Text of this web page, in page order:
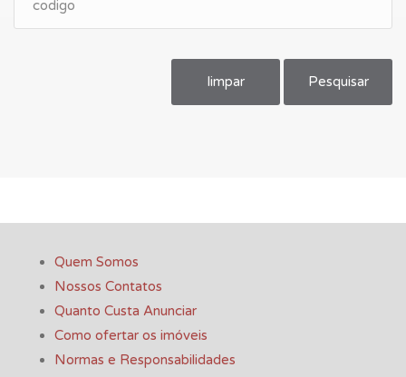
limpar Pesquisar
Quem Somos
Nossos Contatos
Quanto Custa Anunciar
Como ofertar os imóveis
Normas e Responsabilidades